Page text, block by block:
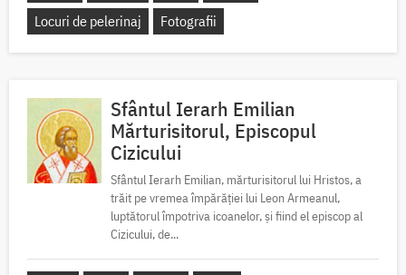
Locuri de pelerinaj
Fotografii
Sfântul Ierarh Emilian
Mărturisitorul, Episcopul
Cizicului
Sfântul Ierarh Emilian, mărturisitorul lui Hristos, a
trăit pe vremea împărăției lui Leon Armeanul,
luptătorul împotriva icoanelor, și fiind el episcop al
Cizicului, de...